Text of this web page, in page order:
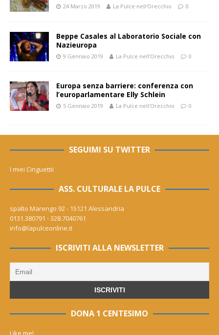
24 Marzo 2019 La Pulce nell'Orecchio 0
Beppe Casales al Laboratorio Sociale con
Nazieuropa
9 Gennaio 2019 La Pulce nell'Orecchio 0
Europa senza barriere: conferenza con
l’europarlamentare Elly Schlein
5 Gennaio 2019 La Pulce nell'Orecchio 0
SEGUIMI SU TWITTER
I miei Cinguettii
ASS. CULTURALE LA PULCE
spalto Marengo 92 - 15121 Alessandria
0131.380791 - 328.7040761
info@lapulceonline.it
ISCRIVITI ALLA NEWSLETTER
DONA 1 CENTESIMO
Like me!